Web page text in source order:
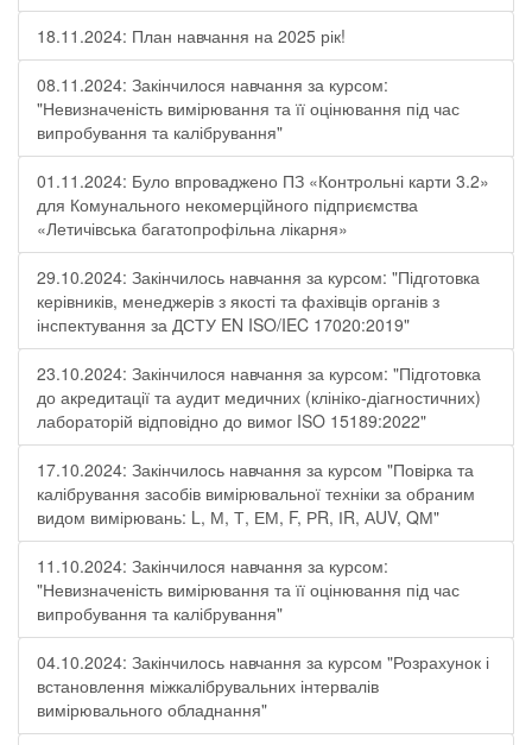
18.11.2024: План навчання на 2025 рік!
08.11.2024: Закінчилося навчання за курсом:
"Невизначеність вимірювання та її оцінювання під час
випробування та калібрування"
01.11.2024: Було впроваджено ПЗ «Контрольні карти 3.2»
для Комунального некомерційного підприємства
«Летичівська багатопрофільна лікарня»
29.10.2024: Закінчилось навчання за курсом: "Підготовка
керівників, менеджерів з якості та фахівців органів з
інспектування за ДСТУ EN ISO/IEC 17020:2019"
23.10.2024: Закінчилося навчання за курсом: "Підготовка
до акредитації та аудит медичних (клініко-діагностичних)
лабораторій відповідно до вимог ISO 15189:2022"
17.10.2024: Закінчилось навчання за курсом "Повірка та
калібрування засобів вимірювальної техніки за обраним
видом вимірювань: L, М, Т, ЕМ, F, РR, ІR, АUV, QМ"
11.10.2024: Закінчилося навчання за курсом:
"Невизначеність вимірювання та її оцінювання під час
випробування та калібрування"
04.10.2024: Закінчилось навчання за курсом "Розрахунок і
встановлення міжкалібрувальних інтервалів
вимірювального обладнання"